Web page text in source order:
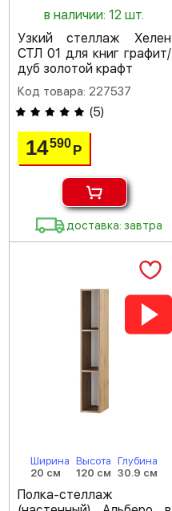
в наличии: 12 шт.
Узкий стеллаж Хелен
СТЛ 01 для книг графит/
дуб золотой крафт
Код товара: 227537
(5)
14590Р
доставка: завтра
Ширина
20 см
Высота
120 см
Глубина
30.9 см
Полка-стеллаж